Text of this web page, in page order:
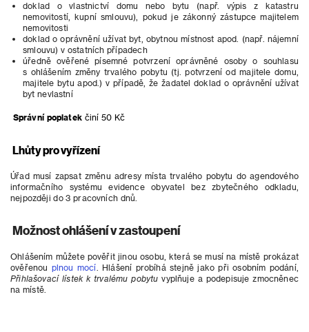
doklad o vlastnictví domu nebo bytu (např. výpis z katastru
nemovitostí, kupní smlouvu), pokud je zákonný zástupce majitelem
nemovitosti
doklad o oprávnění užívat byt, obytnou místnost apod. (např. nájemní
smlouvu) v ostatních případech
úředně ověřené písemné potvrzení oprávněné osoby o souhlasu
s ohlášením změny trvalého pobytu (tj. potvrzení od majitele domu,
majitele bytu apod.) v případě, že žadatel doklad o oprávnění užívat
byt nevlastní
Správní poplatekčiní 50 Kč
Lhůty pro vyřízení
Úřad musí zapsat změnu adresy místa trvalého pobytu do agendového
informačního systému evidence obyvatel bez zbytečného odkladu,
nejpozději do 3 pracovních dnů.
Možnost ohlášení v zastoupení
Ohlášením můžete pověřit jinou osobu, která se musí na místě prokázat
ověřenou plnou mocí . Hlášení probíhá stejně jako při osobním podání,
Přihlašovací lístek k trvalému pobytu vyplňuje a podepisuje zmocněnec
na místě.